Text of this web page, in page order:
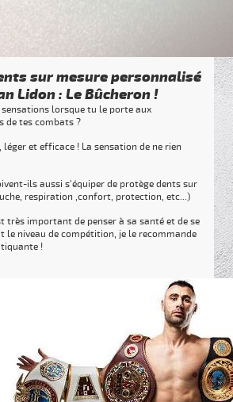
sur mesure personnalisé
Lidon : Le Bûcheron !
lorsque tu le porte aux
de tes combats ?
léger et efficace ! La sensation de ne rien
ils aussi s'équiper de protège dents sur
respiration ,confort, protection, etc...)
très important de penser à sa santé et de se
le niveau de compétition, je le recommande
!